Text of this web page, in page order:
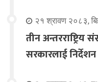
२१ श्रावण २०८३,
तीन अन्तरराष्ट्रिय
सरकारलाई निर्देशन